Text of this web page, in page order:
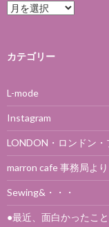
アーカイブ
カテゴリー
L-mode
Instagram
LONDON・ロンドン・
marron cafe 事務局より
Sewing&・・・
●最近、面白かったこ